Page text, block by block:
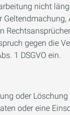
nicht
Geltendmachung,
gegen die
1 DSGVO ein.
oder Löschung
oder eine